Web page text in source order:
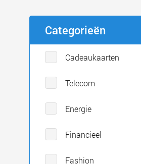
Categorieën
Cadeaukaarten
Telecom
Energie
Financieel
Fashion